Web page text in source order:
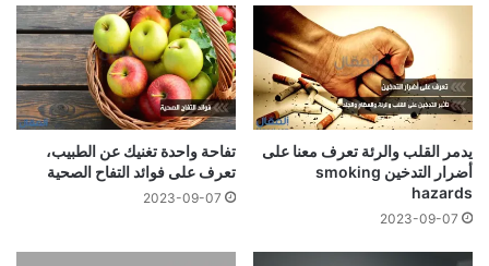
يدمر القلب والرئة تعرف معنا على
أضرار التدخين smoking
hazards
2023-09-07
تفاحة واحدة تغنيك عن الطبيب،
تعرف على فوائد التفاح الصحية
2023-09-07